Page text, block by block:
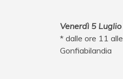
Venerdì 5 Luglio
* dalle ore 11
Gonfiabilandia